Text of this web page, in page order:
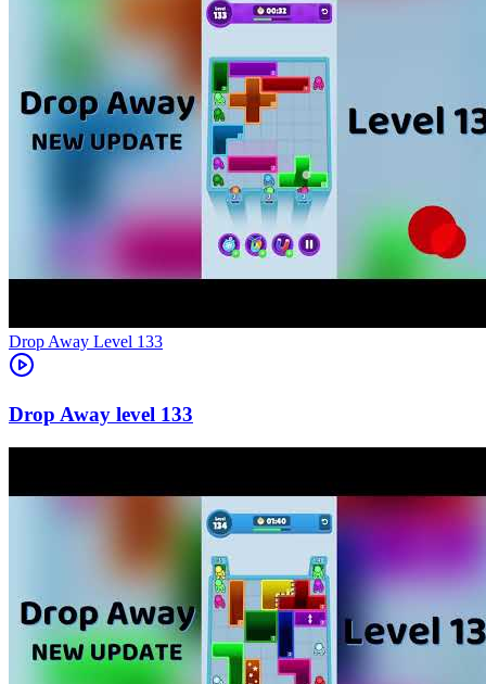
Level 133
133